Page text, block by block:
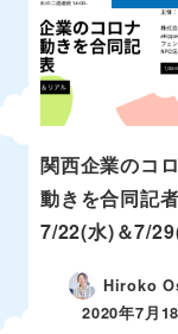
関西企業のコ
動きを合同記
7/22(水)＆7/
Hiroko
2020年7月